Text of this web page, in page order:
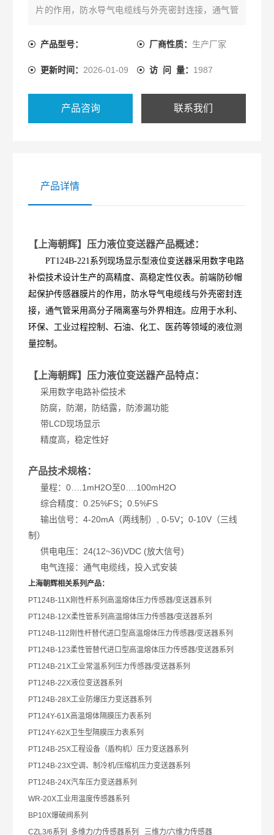
片的作用，防水导气电缆线与外壳密封连接，通气管
工业过程控制、石油、化工、医药等领域的液位测量
产品型号： 厂商性质： 生产厂家
更新时间： 2026-01-09 访 问 量： 1987
产品咨询 联系我们
产品详情
【上海朝辉】压力液位变送器产品概述：
PT124B-221系列现场显示型液位变送器采用数字电路
补偿技术设计生产的高精度、高稳定性仪表。前端防砂帽
起保护传感器膜片的作用，防水导气电缆线与外壳密封连
接，通气管采用高分子隔离塞与外界相连。应用于水利、
环保、工业过程控制、石油、化工、医药等领域的液位测
量控制。
【上海朝辉】压力液位变送器产品特点：
采用数字电路补偿技术
防腐，防潮，防结露，防渗漏功能
带LCD现场显示
精度高，稳定性好
产品技术规格：
量程：0….1mH2O至0….100mH2O
综合精度：0.25%FS；0.5%FS
输出信号：4-20mA（两线制）, 0-5V；0-10V（三线
制）
供电电压：24(12~36)VDC (放大信号)
电气连接：通气电缆线，投入式安装
上海朝辉相关系列产品：
PT124B-11X刚性杆系列高温熔体压力传感器/变送器系列
PT124B-12X柔性管系列高温熔体压力传感器/变送器系列
PT124B-112 刚性杆替代进口型高温熔体压力传感器/变送器系列
PT124B-123柔性管替代进口型高温熔体压力传感器/变送器系列
PT124B-21X工业常温系列压力传感器/变送器系列
PT124B-22X液位变送器系列
PT124B-28X工业防爆压力变送器系列
PT124Y-61X高温熔体隔膜压力表系列
PT124Y-62X 卫生型隔膜压力表系列
PT124B-25X工程设备（盾构机）压力变送器系列
PT124B-23X空调、制冷机/压缩机压力变送器系列
PT124B-24X汽车压力变送器系列
WR-20X工业用温度传感器系列
BP10X爆破阀系列
CZL3/6系列 多维力/力传感器系列 三维力/六维力传感器